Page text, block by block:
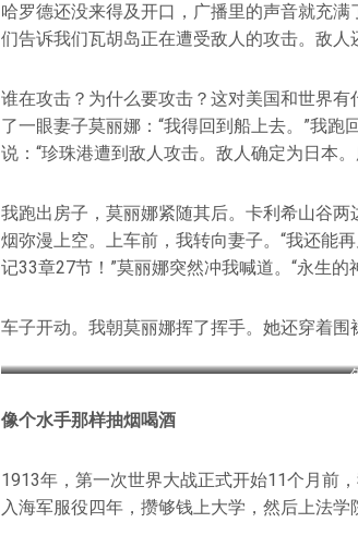
哈罗德还没来得及开口，广播里的声音就充
们告诉我们瓦胡岛正在遭受敌人的攻击。敌
谁在攻击？为什么要攻击？这对美国和世界
了一眼妻子莫丽娜：“我得回到船上去。”我
说：“珍珠港遭到敌人攻击。敌人确定为日本
我跑出房子，莫丽娜紧随其后。卡利希山谷
烟弥漫上空。上车前，我转向妻子。“我还能
记33章27节！”莫丽娜突然冲我喊道。“永生
车子开动。我朝莫丽娜挥了挥手。她还穿着围
像个水手那样抽烟喝酒
1913年，第一次世界大战正式开始11个月前
入海军服役四年，攒够钱上大学，然后上法学